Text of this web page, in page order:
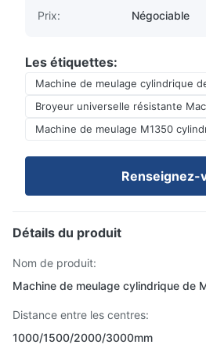
Prix:
Négociable
Les étiquettes:
Machine de meulage cylindrique
Broyeur universelle résistante
Machine de meulage M1350
Renseignez-
Détails du produit
Nom de produit:
Machine de meulage cylindrique de
Distance entre les centres:
1000/1500/2000/3000mm